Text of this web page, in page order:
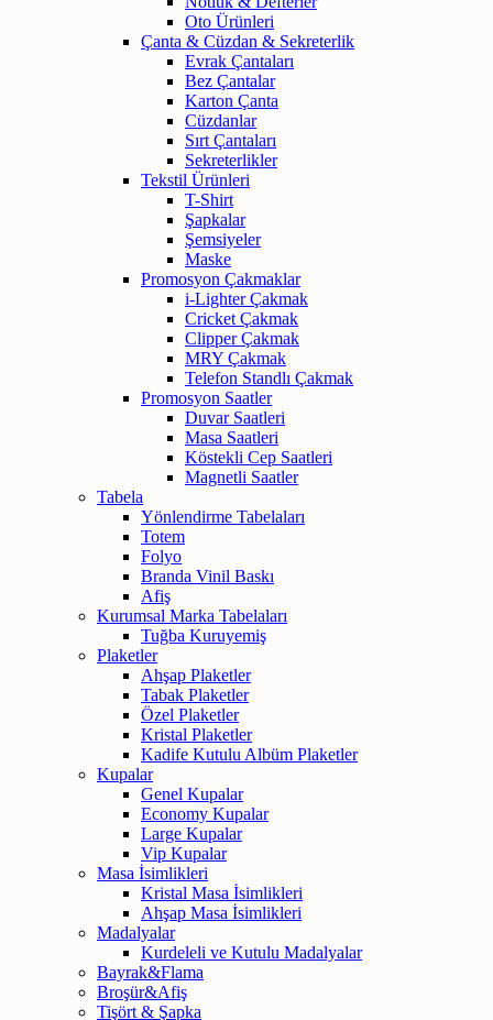
Oto Ürünleri
Çanta & Cüzdan & Sekreterlik
Evrak Çantaları
Bez Çantalar
Karton Çanta
Cüzdanlar
Sırt Çantaları
Sekreterlikler
Tekstil Ürünleri
T-Shirt
Şapkalar
Şemsiyeler
Maske
Promosyon Çakmaklar
i-Lighter Çakmak
Cricket Çakmak
Clipper Çakmak
MRY Çakmak
Telefon Standlı Çakmak
Promosyon Saatler
Duvar Saatleri
Masa Saatleri
Köstekli Cep Saatleri
Magnetli Saatler
Tabela
Yönlendirme Tabelaları
Totem
Folyo
Branda Vinil Baskı
Afiş
Kurumsal Marka Tabelaları
Tuğba Kuruyemiş
Plaketler
Ahşap Plaketler
Tabak Plaketler
Özel Plaketler
Kristal Plaketler
Kadife Kutulu Albüm Plaketler
Kupalar
Genel Kupalar
Economy Kupalar
Large Kupalar
Vip Kupalar
Masa İsimlikleri
Kristal Masa İsimlikleri
Ahşap Masa İsimlikleri
Madalyalar
Kurdeleli ve Kutulu Madalyalar
Bayrak&Flama
Broşür&Afiş
Tişört & Şapka